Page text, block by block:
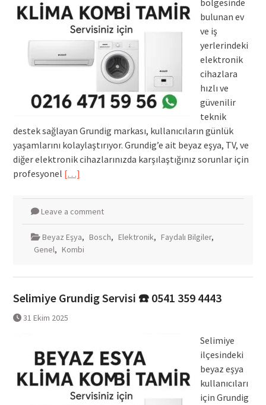
bölgesinde
bulunan ev
ve iş
yerlerindeki
elektronik
cihazlara
hızlı ve
güvenilir
teknik
destek sağlayan Grundig markası, kullanıcıların günlük
yaşamlarını kolaylaştırıyor. Grundig’e ait beyaz eşya, TV, ve
diğer elektronik cihazlarınızda karşılaştığınız sorunlar için
profesyonel […]
Leave a comment
Beyaz Eşya, Bosch, Elektronik, Faydalı Bilgiler,
Genel, Kombi
Selimiye Grundig Servisi ☎️ 0541 359 4443
31 Ekim 2025
Selimiye
ilçesindeki
beyaz eşya
kullanıcıları
için Grundig